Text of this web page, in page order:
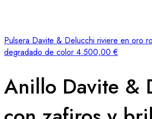
Pulsera Davite & Delucchi riviere en oro
degradado de color 4.500,00€
Anillo Davite &